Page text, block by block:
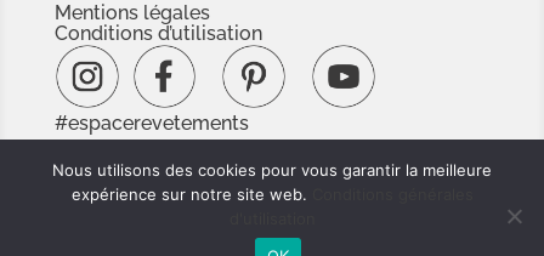
Mentions légales
Conditions d’utilisation
#espacerevetements
www.espacedoc.fr
www.signnaturedexception.com
Nous utilisons des cookies pour vous garantir la meilleure
expérience sur notre site web.